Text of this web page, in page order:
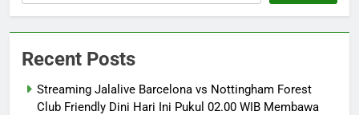
Recent Posts
Streaming Jalalive Barcelona vs Nottingham Forest
Club Friendly Dini Hari Ini Pukul 02.00 WIB Membawa